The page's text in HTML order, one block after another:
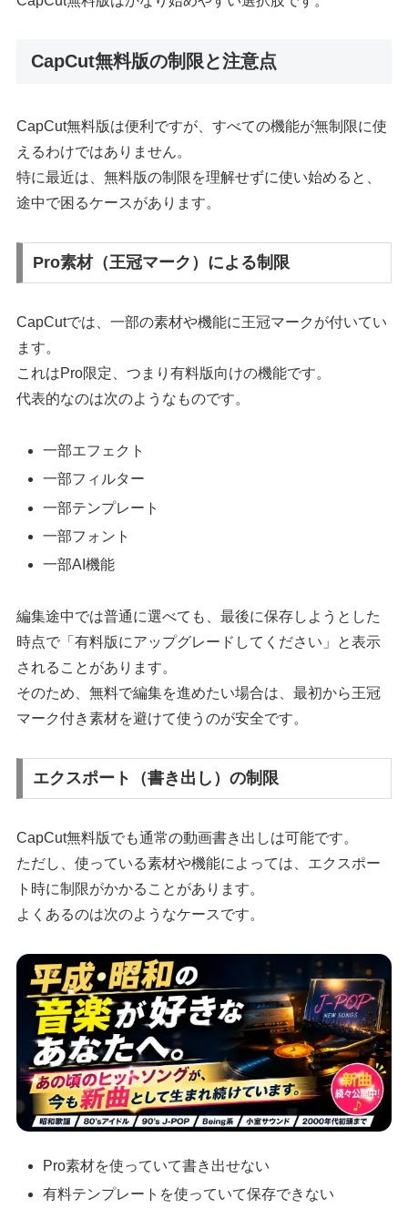
CapCut無料版の制限と注意点
CapCut無料版は便利ですが、すべての機能が無制限に使
えるわけではありません。
特に最近は、無料版の制限を理解せずに使い始めると、
途中で困るケースがあります。
Pro素材（王冠マーク）による制限
CapCutでは、一部の素材や機能に王冠マークが付いてい
ます。
これはPro限定、つまり有料版向けの機能です。
代表的なのは次のようなものです。
一部エフェクト
一部フィルター
一部テンプレート
一部フォント
一部AI機能
編集途中では普通に選べても、最後に保存しようとした
時点で「有料版にアップグレードしてください」と表示
されることがあります。
そのため、無料で編集を進めたい場合は、最初から王冠
マーク付き素材を避けて使うのが安全です。
エクスポート（書き出し）の制限
CapCut無料版でも通常の動画書き出しは可能です。
ただし、使っている素材や機能によっては、エクスポー
ト時に制限がかかることがあります。
よくあるのは次のようなケースです。
Pro素材を使っていて書き出せない
有料テンプレートを使っていて保存できない